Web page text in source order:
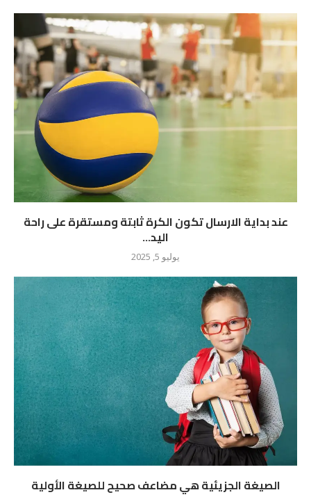
عند بداية الارسال تكون الكرة ثابتة ومستقرة على راحة
اليد...
يوليو 5, 2025
الصيغة الجزيئية هي مضاعف صحيح للصيغة الأولية